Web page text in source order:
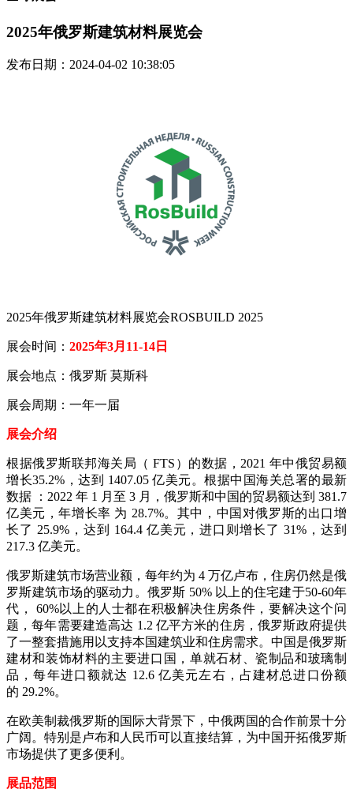
2025年俄罗斯建筑材料展览会
发布日期：2024-04-02 10:38:05
2025年俄罗斯建筑材料展览会ROSBUILD 2025
展会时间： 2025年3月11-14日
展会地点：俄罗斯 莫斯科
展会周期：一年一届
展会介绍
根据俄罗斯联邦海关局（ FTS）的数据，2021 年中俄贸易额
增长35.2%，达到 1407.05 亿美元。根据中国海关总署的最新
数据 ：2022 年 1 月至 3 月，俄罗斯和中国的贸易额达到 381.7
亿美元，年增长率 为 28.7%。其中，中国对俄罗斯的出口增
长了 25.9%，达到 164.4 亿美元，进口则增长了 31%，达到
217.3 亿美元。
俄罗斯建筑市场营业额，每年约为 4 万亿卢布，住房仍然是俄
罗斯建筑市场的驱动力。俄罗斯 50% 以上的住宅建于50-60年
代， 60%以上的人士都在积极解决住房条件，要解决这个问
题，每年需要建造高达 1.2 亿平方米的住房，俄罗斯政府提供
了一整套措施用以支持本国建筑业和住房需求。 中国是俄罗斯
建材和装饰材料的主要进口国，单就石材、瓷制品和玻璃制
品，每年进口额就达 12.6 亿美元左右，占建材总进口份额
的 29.2%。
在欧美制裁俄罗斯的国际大背景下，中俄两国的合作前景十分
广阔。特别是卢布和人民币可以直接结算，为中国开拓俄罗斯
市场提供了更多便利。
展品范围